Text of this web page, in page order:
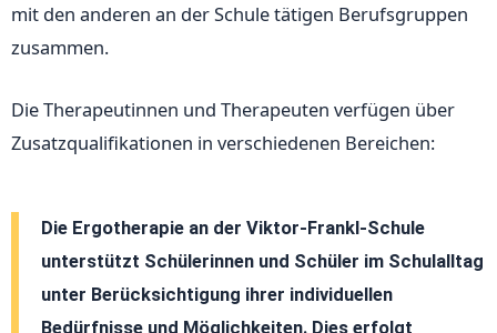
mit den anderen an der Schule tätigen Berufsgruppen
zusammen.
Die Therapeutinnen und Therapeuten verfügen über
Zusatzqualifikationen in verschiedenen Bereichen:
Die Ergotherapie an der Viktor-Frankl-Schule
unterstützt Schülerinnen und Schüler im Schulalltag
unter Berücksichtigung ihrer individuellen
Bedürfnisse und Möglichkeiten. Dies erfolgt